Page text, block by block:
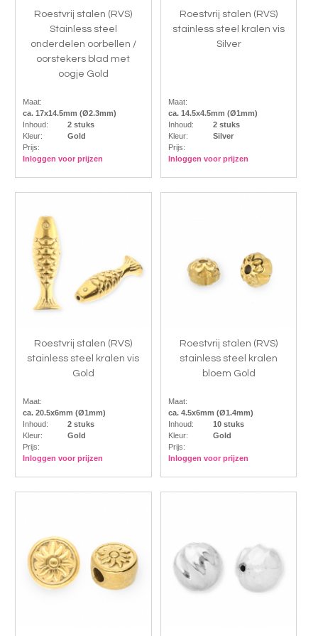
Roestvrij stalen (RVS)
Stainless steel
onderdelen oorbellen /
oorstekers blad met
oogje Gold
Maat:
ca. 17x14.5mm (Ø2.3mm)
Inhoud:
2 stuks
Kleur:
Gold
Prijs:
Inloggen voor prijzen
Roestvrij stalen (RVS)
stainless steel kralen vis
Silver
Maat:
ca. 14.5x4.5mm (Ø1mm)
Inhoud:
2 stuks
Kleur:
Silver
Prijs:
Inloggen voor prijzen
Roestvrij stalen (RVS)
stainless steel kralen vis
Gold
Maat:
ca. 20.5x6mm (Ø1mm)
Inhoud:
2 stuks
Kleur:
Gold
Prijs:
Inloggen voor prijzen
Roestvrij stalen (RVS)
stainless steel kralen
bloem Gold
Maat:
ca. 4.5x6mm (Ø1.4mm)
Inhoud:
10 stuks
Kleur:
Gold
Prijs:
Inloggen voor prijzen